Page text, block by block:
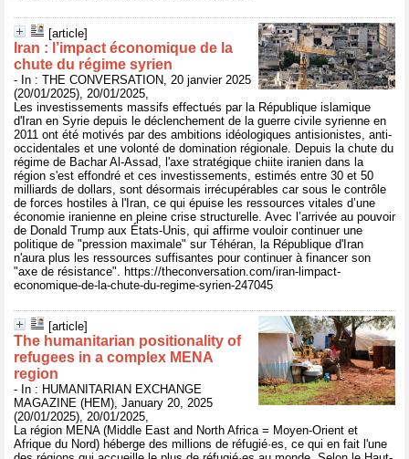
[article]
Iran : l’impact économique de la
chute du régime syrien
- In : THE CONVERSATION, 20 janvier 2025
(20/01/2025), 20/01/2025,
Les investissements massifs effectués par la République islamique
d'Iran en Syrie depuis le déclenchement de la guerre civile syrienne en
2011 ont été motivés par des ambitions idéologiques antisionistes, anti-
occidentales et une volonté de domination régionale. Depuis la chute du
régime de Bachar Al-Assad, l'axe stratégique chiite iranien dans la
région s'est effondré et ces investissements, estimés entre 30 et 50
milliards de dollars, sont désormais irrécupérables car sous le contrôle
de forces hostiles à l'Iran, ce qui épuise les ressources vitales d’une
économie iranienne en pleine crise structurelle. Avec l’arrivée au pouvoir
de Donald Trump aux États-Unis, qui affirme vouloir continuer une
politique de "pression maximale" sur Téhéran, la République d'Iran
n'aura plus les ressources suffisantes pour continuer à financer son
"axe de résistance". https://theconversation.com/iran-limpact-
economique-de-la-chute-du-regime-syrien-247045
[article]
The humanitarian positionality of
refugees in a complex MENA
region
- In : HUMANITARIAN EXCHANGE
MAGAZINE (HEM), January 20, 2025
(20/01/2025), 20/01/2025,
La région MENA (Middle East and North Africa = Moyen-Orient et
Afrique du Nord) héberge des millions de réfugié·es, ce qui en fait l'une